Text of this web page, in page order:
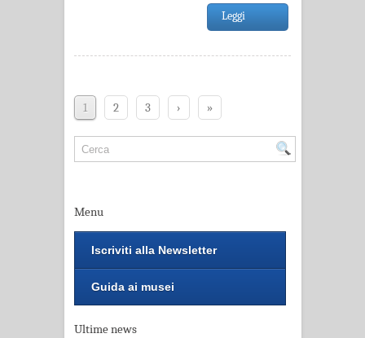
Leggi
1 2 3 › »
Menu
Iscriviti alla Newsletter
Guida ai musei
Ultime news